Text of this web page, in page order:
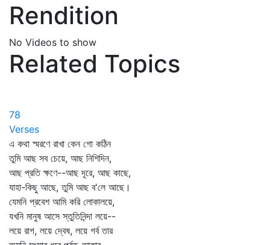
Rendition
No Videos to show
Related Topics
78
Verses
এ কথা স্মরণে রাখা কেন গো কঠিন
তুমি আছ সব চেয়ে, আছ নিশিদিন,
আছ প্রতি ক্ষণে--আছ দূরে, আছ কাছে,
যাহা-কিছু আছে, তুমি আছ ব'লে আছে।
যেমনি প্রবেশ আমি করি লোকালয়ে,
যখনি মানুষ আসে স্তুতিনিন্দা লয়ে--
লয়ে রাগ, লয়ে দ্বেষ, লয়ে গর্ব তার